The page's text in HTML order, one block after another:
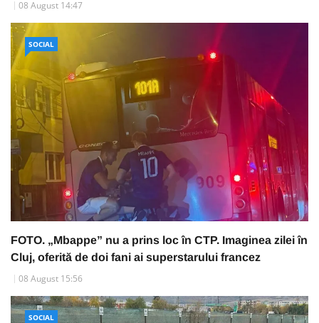
08 August 14:47
SOCIAL
FOTO. „Mbappe” nu a prins loc în CTP. Imaginea zilei în
Cluj, oferită de doi fani ai superstarului francez
08 August 15:56
SOCIAL